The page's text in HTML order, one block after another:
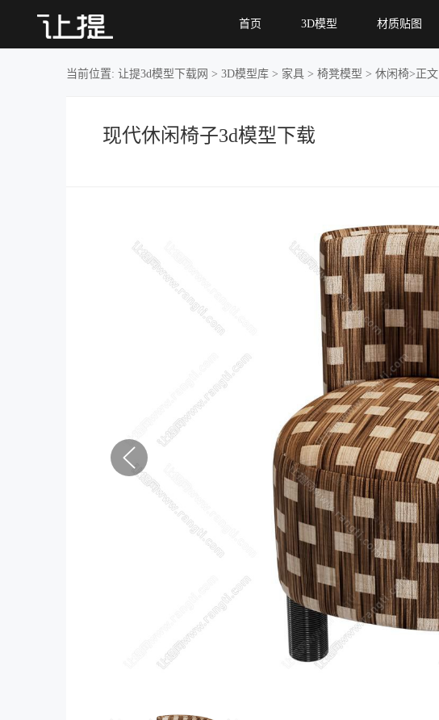
首页 3D模型 材质贴图
现代休
当前位置: 让提3d模型下载网 > 3D模型库 > 家具 > 椅凳模型 > 休闲椅>正文
现代休闲椅子3d模型下载